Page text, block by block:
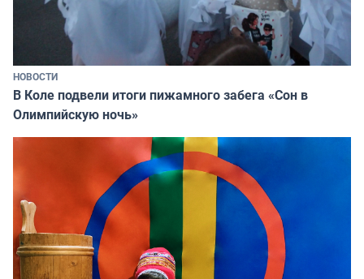
НОВОСТИ
В Коле подвели итоги пижамного забега «Сон в
Олимпийскую ночь»